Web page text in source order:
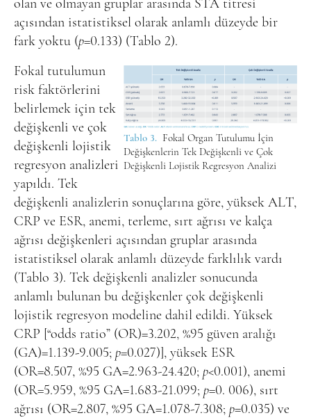
olan ve olmayan gruplar arasında STA titresi
açısından istatistiksel olarak anlamlı düzeyde bir
fark yoktu (p=0.133) (Tablo 2).
Tablo 3. Fokal Organ Tutulumu İçin
Değişkenlerin Tek Değişkenli ve Çok
Değişkenli Lojistik Regresyon Analizi
Fokal tutulumun
risk faktörlerini
belirlemek için tek
değişkenli ve çok
değişkenli lojistik
regresyon analizleri
yapıldı. Tek
değişkenli analizlerin sonuçlarına göre, yüksek ALT,
CRP ve ESR, anemi, terleme, sırt ağrısı ve kalça
ağrısı değişkenleri açısından gruplar arasında
istatistiksel olarak anlamlı düzeyde farklılık vardı
(Tablo 3). Tek değişkenli analizler sonucunda
anlamlı bulunan bu değişkenler çok değişkenli
lojistik regresyon modeline dahil edildi. Yüksek
CRP [“odds ratio” (OR)=3.202, %95 güven aralığı
(GA)=1.139-9.005; p=0.027)], yüksek ESR
(OR=8.507, %95 GA=2.963-24.420; p<0.001), anemi
(OR=5.959, %95 GA=1.683-21.099; p=0. 006), sırt
ağrısı (OR=2.807, %95 GA=1.078-7.308; p=0.035) ve